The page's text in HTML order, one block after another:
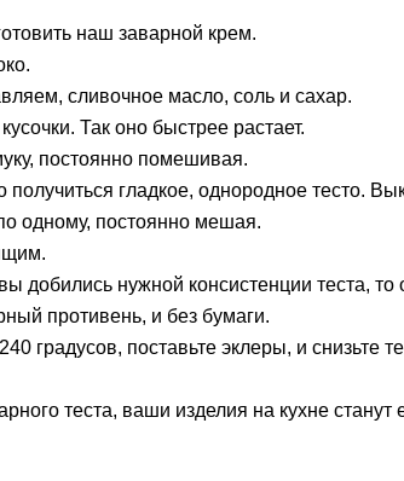
наш заварной крем.
сливочное масло, соль и сахар.
Так оно быстрее растает.
постоянно помешивая.
гладкое, однородное тесто.
одному, постоянно мешая.
добились нужной консистенции теста, то
противень, и без бумаги.
градусов, поставьте эклеры, и
теста, ваши изделия на кухне